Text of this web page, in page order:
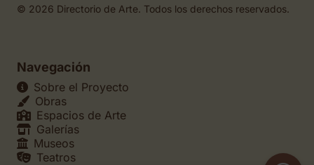
© 2026 Directorio de Arte. Todos los derechos reservados.
Navegación
Sobre el Proyecto
Obras
Espacios de Arte
Galerías
Museos
Teatros